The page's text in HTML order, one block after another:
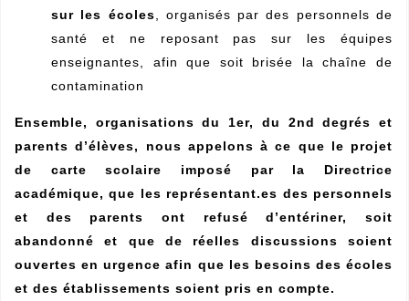
sur les écoles , organisés par des personnels de
santé et ne reposant pas sur les équipes
enseignantes, afin que soit brisée la chaîne de
contamination
Ensemble, organisations du 1er, du 2nd degrés et
parents d’élèves, nous appelons à ce que le projet
de carte scolaire imposé par la Directrice
académique, que les représentant.es des personnels
et des parents ont refusé d’entériner, soit
abandonné et que de réelles discussions soient
ouvertes en urgence afin que les besoins des écoles
et des établissements soient pris en compte.